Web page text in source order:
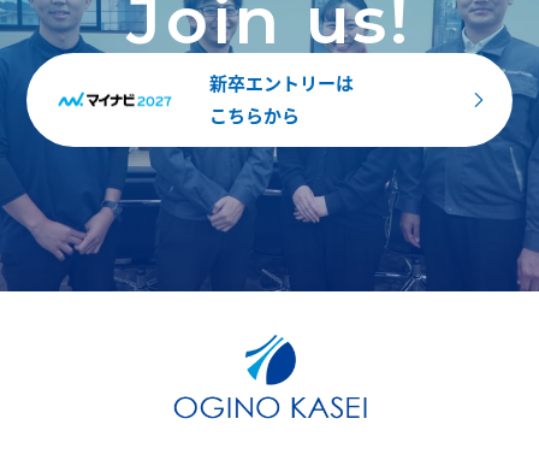
Join us!
新卒エントリーは
こちらから